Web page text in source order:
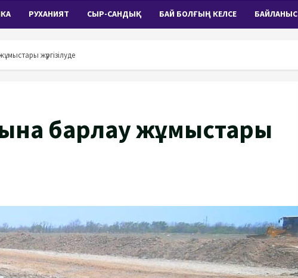
РУХАНИЯТ СЫР-САНДЫҚ БАЙ БОЛҒЫҢ КЕЛСЕ БАЙЛАНЫС
жүргізілуде
барлау жұмыстары